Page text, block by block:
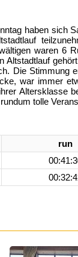
haben sich
waren 6
Altstadtlauf
Die Stimmung
war immer
Altersklasse
tolle
run